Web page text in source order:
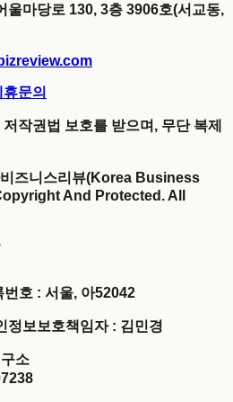
울마당로 130, 3층 3906호(서교동,
문의
작권법 보호를 받으며, 무단 복제
즈니스리뷰(Korea Business
And Protected. All
번호 : 서울, 아52042
정보보호책임자 : 김민경
소